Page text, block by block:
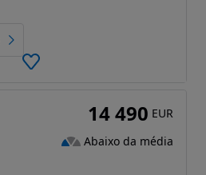
14 490 EUR
Abaixo da média